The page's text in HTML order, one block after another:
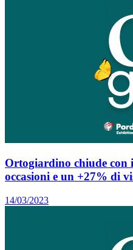
Ortogiardino chiude con
occasioni e un +27% di
14/03/2023